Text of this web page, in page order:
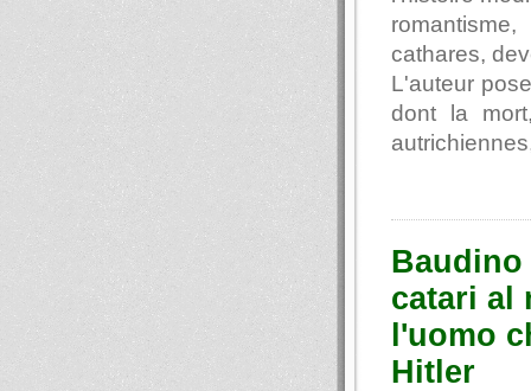
cathares,
L'auteur
dont la
Baudino
catari al
l'uomo
Hitler